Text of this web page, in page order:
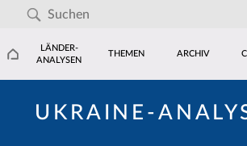
LÄNDER-
ANALYSEN
THEMEN ARCHIV
UKRAINE-